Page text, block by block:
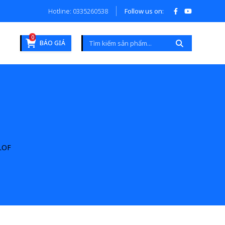
Hotline: 0335260538 Follow us on:
0
BÁO GIÁ